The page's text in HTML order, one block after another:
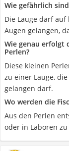
Wie gefährlich
Die Lauge darf
Augen gelangen,
Wie genau erfolgt
Perlen?
Diese kleinen
zu einer Lauge,
gelangen darf.
Wo werden die
Aus den Perlen
oder in Laboren